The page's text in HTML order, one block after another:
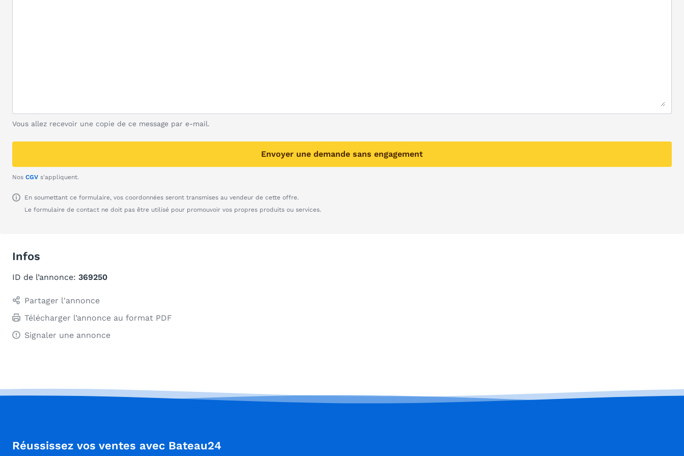
Vous allez recevoir une copie de ce message par e-mail.
Envoyer une demande sans engagement
Nos CGV s'appliquent.
En soumettant ce formulaire, vos coordonnées seront transmises au vendeur de cette offre.
Le formulaire de contact ne doit pas être utilisé pour promouvoir vos propres produits ou services.
Infos
ID de l’annonce: 369250
Partager l'annonce
Télécharger l’annonce au format PDF
Signaler une annonce
Réussissez vos ventes avec Bateau24